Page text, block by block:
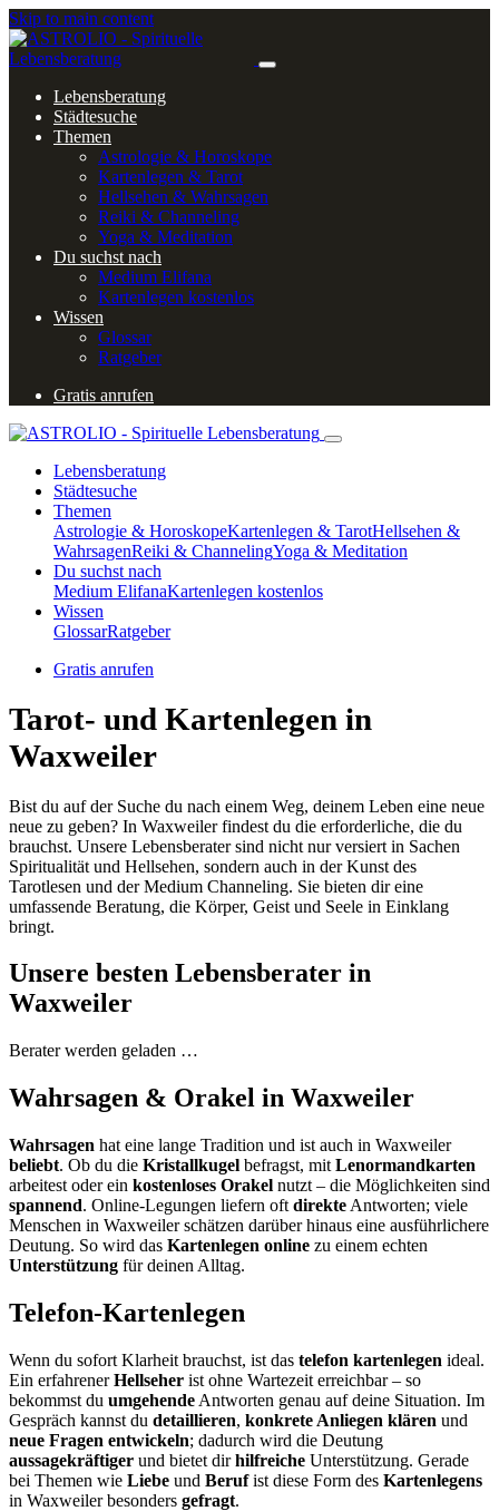
Skip to main content
Lebensberatung
Städtesuche
Themen
Astrologie & Horoskope
Kartenlegen & Tarot
Hellsehen & Wahrsagen
Reiki & Channeling
Yoga & Meditation
Du suchst nach
Medium Elifana
Kartenlegen kostenlos
Wissen
Glossar
Ratgeber
Gratis anrufen
Lebensberatung
Städtesuche
Themen
Astrologie & HoroskopeKartenlegen & TarotHellsehen &
WahrsagenReiki & ChannelingYoga & Meditation
Du suchst nach
Medium ElifanaKartenlegen kostenlos
Wissen
GlossarRatgeber
Gratis anrufen
Tarot- und Kartenlegen in
Waxweiler
Bist du auf der Suche du nach einem Weg, deinem Leben eine neue
neue zu geben? In Waxweiler findest du die erforderliche, die du
brauchst. Unsere Lebensberater sind nicht nur versiert in Sachen
Spiritualität und Hellsehen, sondern auch in der Kunst des
Tarotlesen und der Medium Channeling. Sie bieten dir eine
umfassende Beratung, die Körper, Geist und Seele in Einklang
bringt.
Unsere besten Lebensberater in
Waxweiler
Berater werden geladen …
Wahrsagen & Orakel in Waxweiler
Wahrsagen hat eine lange Tradition und ist auch in Waxweiler
beliebt. Ob du die Kristallkugel befragst, mit Lenormandkarten
arbeitest oder ein kostenloses Orakel nutzt – die Möglichkeiten sind
spannend. Online-Legungen liefern oft direkte Antworten; viele
Menschen in Waxweiler schätzen darüber hinaus eine ausführlichere
Deutung. So wird das Kartenlegen online zu einem echten
Unterstützung für deinen Alltag.
Telefon-Kartenlegen
Wenn du sofort Klarheit brauchst, ist das telefon kartenlegen ideal.
Ein erfahrenerHellseher ist ohne Wartezeit erreichbar – so
bekommst du umgehende Antworten genau auf deine Situation. Im
Gespräch kannst du detaillieren, konkrete Anliegen klären und
neue Fragen entwickeln; dadurch wird die Deutung
aussagekräftiger und bietet dirhilfreiche Unterstützung. Gerade
bei Themen wie Liebe und Berufist diese Form des Kartenlegens
in Waxweiler besonders gefragt.